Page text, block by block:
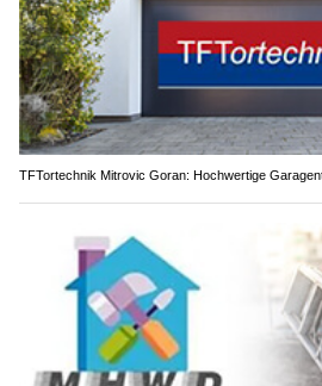
TFTortechnik Mitrovic Goran: Hochwertige